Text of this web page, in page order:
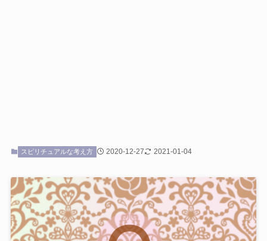
スピリチュアルな考え方 2020-12-27 2021-01-04